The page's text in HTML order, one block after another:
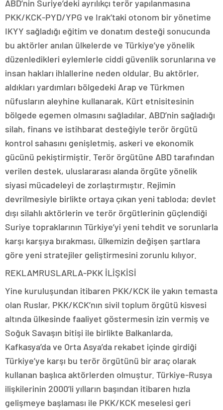
ABD’nin Suriye’deki ayrılıkçı terör yapılanmasına
PKK/KCK-PYD/YPG ve Irak’taki otonom bir yönetime
IKYY sağladığı eğitim ve donatım desteği sonucunda
bu aktörler anılan ülkelerde ve Türkiye’ye yönelik
düzenledikleri eylemlerle ciddi güvenlik sorunlarına ve
insan hakları ihlallerine neden oldular. Bu aktörler,
aldıkları yardımları bölgedeki Arap ve Türkmen
nüfusların aleyhine kullanarak, Kürt etnisitesinin
bölgede egemen olmasını sağladılar. ABD’nin sağladığı
silah, finans ve istihbarat desteğiyle terör örgütü
kontrol sahasını genişletmiş, askeri ve ekonomik
gücünü pekiştirmiştir. Terör örgütüne ABD tarafından
verilen destek, uluslararası alanda örgüte yönelik
siyasi mücadeleyi de zorlaştırmıştır. Rejimin
devrilmesiyle birlikte ortaya çıkan yeni tabloda; devlet
dışı silahlı aktörlerin ve terör örgütlerinin güçlendiği
Suriye topraklarının Türkiye’yi yeni tehdit ve sorunlarla
karşı karşıya bırakması, ülkemizin değişen şartlara
göre yeni stratejiler geliştirmesini zorunlu kılıyor.
REKLAMRUSLARLA-PKK İLİŞKİSİ
Yine kuruluşundan itibaren PKK/KCK ile yakın temasta
olan Ruslar, PKK/KCK’nın sivil toplum örgütü kisvesi
altında ülkesinde faaliyet göstermesin izin vermiş ve
Soğuk Savaşın bitişi ile birlikte Balkanlarda,
Kafkasya’da ve Orta Asya’da rekabet içinde girdiği
Türkiye’ye karşı bu terör örgütünü bir araç olarak
kullanan başlıca aktörlerden olmuştur. Türkiye-Rusya
ilişkilerinin 2000’li yılların başından itibaren hızla
gelişmeye başlaması ile PKK/KCK meselesi geri